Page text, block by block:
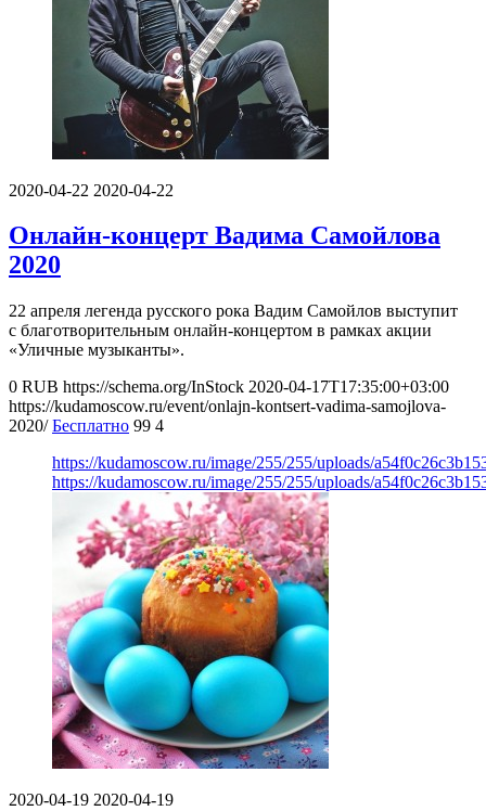
2020-04-22 2020-04-22
Онлайн-концерт Вадима Самойлова
2020
22 апреля легенда русского рока Вадим Самойлов выступит
с благотворительным онлайн-концертом в рамках акции
«Уличные музыканты».
0 RUB https://schema.org/InStock 2020-04-17T17:35:00+03:00
https://kudamoscow.ru/event/onlajn-kontsert-vadima-samojlova-
2020/ Бесплатно 99 4
https://kudamoscow.ru/image/255/255/uploads/
https://kudamoscow.ru/image/255/255/uploads/
2020-04-19 2020-04-19